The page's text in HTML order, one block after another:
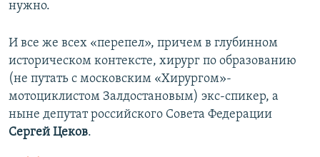
нужно.
И все же всех «перепел», причем в глубинном
историческом контексте, хирург по образованию
(не путать с московским «Хирургом»-
мотоциклистом Залдостановым) экс-спикер, а
ныне депутат российского Совета Федерации
Сергей Цеков.